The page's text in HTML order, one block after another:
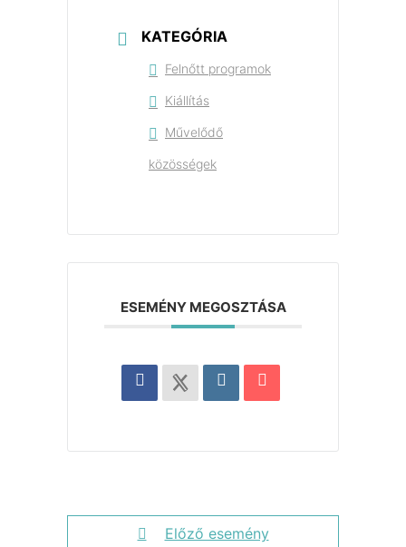
KATEGÓRIA
Felnőtt programok
Kiállítás
Művelődő
közösségek
ESEMÉNY MEGOSZTÁSA
Előző esemény